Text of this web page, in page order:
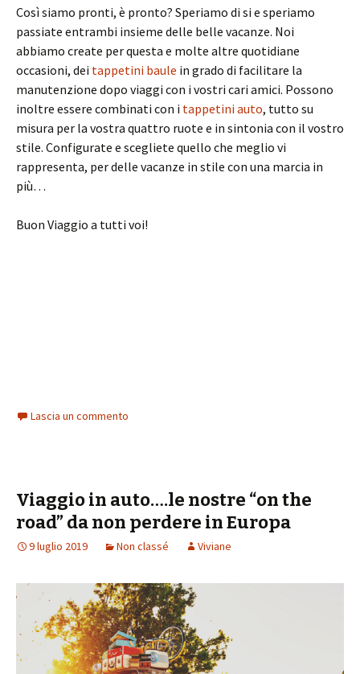
Così siamo pronti, è pronto? Speriamo di si e speriamo
passiate entrambi insieme delle belle vacanze. Noi
abbiamo create per questa e molte altre quotidiane
occasioni, dei tappetini baule in grado di facilitare la
manutenzione dopo viaggi con i vostri cari amici. Possono
inoltre essere combinati con i tappetini auto, tutto su
misura per la vostra quattro ruote e in sintonia con il vostro
stile. Configurate e scegliete quello che meglio vi
rappresenta, per delle vacanze in stile con una marcia in
più…
Buon Viaggio a tutti voi!
Lascia un commento
Viaggio in auto….le nostre “on the
road” da non perdere in Europa
9 luglio 2019 Non classé Viviane